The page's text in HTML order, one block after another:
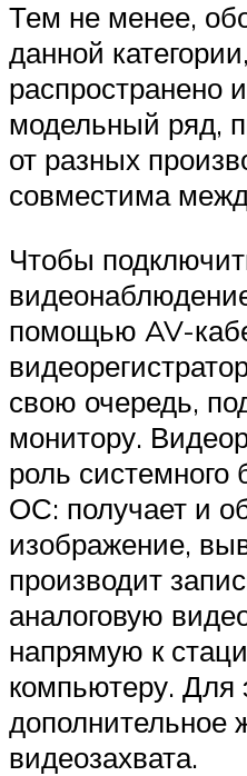
Тем не менее,
данной
распространено
модельный ряд,
от разных
совместима
Чтобы
помощью AV-
свою очередь,
монитору.
роль системного
ОС: получает и
изображение,
производит
аналоговую
напрямую к
компьютеру. Для
дополнительное
видеозахвата.